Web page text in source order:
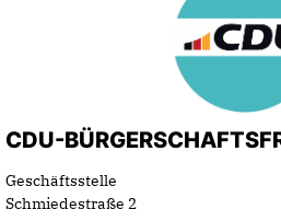
CDU-
Geschäftsstelle
Schmiedestraße 2